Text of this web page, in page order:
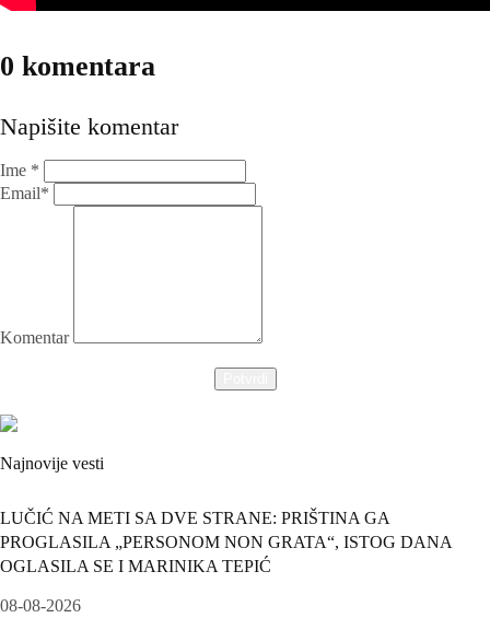
0 komentara
Napišite komentar
Ime *
Email*
Komentar
Najnovije vesti
LUČIĆ NA METI SA DVE STRANE: PRIŠTINA GA
PROGLASILA „PERSONOM NON GRATA“, ISTOG DANA
OGLASILA SE I MARINIKA TEPIĆ
08-08-2026